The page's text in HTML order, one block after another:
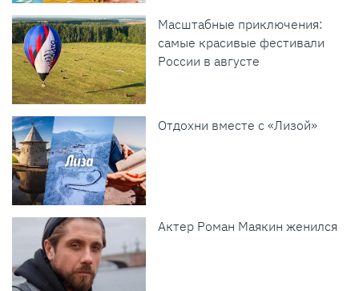
Масштабные приключения:
самые красивые фестивали
России в августе
Отдохни вместе с «Лизой»
Актер Роман Маякин женился